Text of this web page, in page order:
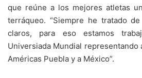
que reúne a los mejores atletas
terráqueo. “Siempre he tratado
claros, para eso estamos
Universiada Mundial representando
Américas Puebla y a México”.